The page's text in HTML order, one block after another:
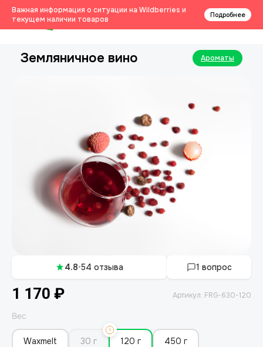
Важная информация о ситуации на Wildberries и
текущем наличии товаров
Подробнее
0
Земляничное вино Ароматы
4.8•54 отзыва 1 вопрос
1 170 ₽ Артикул: FRG-630-120
Вес
Waxmelt 30 г 120 г 450 г